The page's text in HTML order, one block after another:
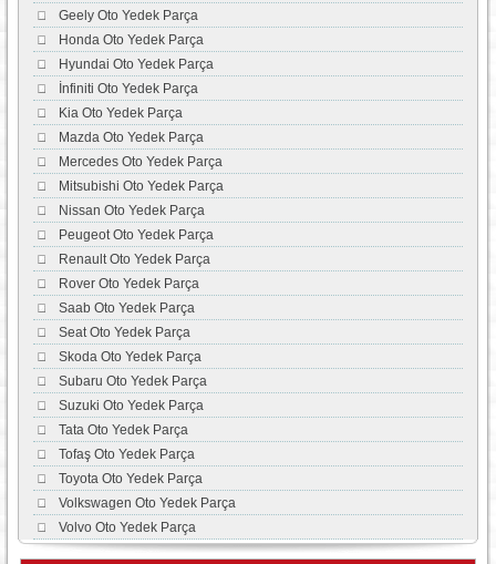
Geely Oto Yedek Parça
Honda Oto Yedek Parça
Hyundai Oto Yedek Parça
İnfiniti Oto Yedek Parça
Kia Oto Yedek Parça
Mazda Oto Yedek Parça
Mercedes Oto Yedek Parça
Mitsubishi Oto Yedek Parça
Nissan Oto Yedek Parça
Peugeot Oto Yedek Parça
Renault Oto Yedek Parça
Rover Oto Yedek Parça
Saab Oto Yedek Parça
Seat Oto Yedek Parça
Skoda Oto Yedek Parça
Subaru Oto Yedek Parça
Suzuki Oto Yedek Parça
Tata Oto Yedek Parça
Tofaş Oto Yedek Parça
Toyota Oto Yedek Parça
Volkswagen Oto Yedek Parça
Volvo Oto Yedek Parça